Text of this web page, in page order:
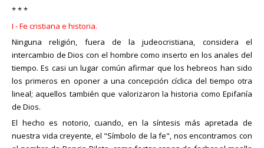
* * *
I - Fe cristiana e historia.
Ninguna religión, fuera de la judeocristiana, considera el
intercambio de Dios con el hombre como inserto en los anales del
tiempo. Es casi un lugar común afirmar que los hebreos han sido
los primeros en oponer a una concepción cíclica del tiempo otra
lineal; aquellos también que valorizaron la historia como Epifanía
de Dios.
El hecho es notorio, cuando, en la síntesis más apretada de
nuestra vida creyente, el "Símbolo de la fe", nos encontramos con